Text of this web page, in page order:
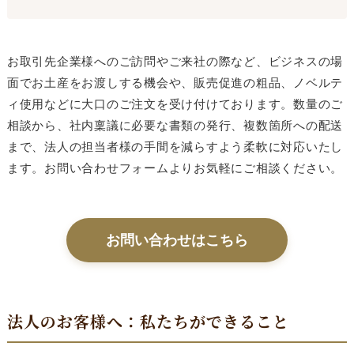
お取引先企業様へのご訪問やご来社の際など、ビジネスの場
面でお土産をお渡しする機会や、販売促進の粗品、ノベルテ
ィ使用などに大口のご注文を受け付けております。数量のご
相談から、社内稟議に必要な書類の発行、複数箇所への配送
まで、法人の担当者様の手間を減らすよう柔軟に対応いたし
ます。お問い合わせフォームよりお気軽にご相談ください。
お問い合わせはこちら
法人のお客様へ：私たちができること